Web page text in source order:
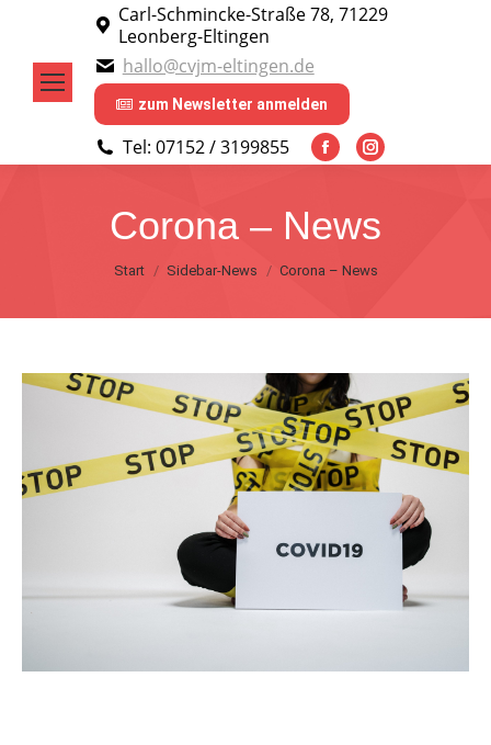
Carl-Schmincke-Straße 78, 71229
Leonberg-Eltingen
hallo@cvjm-eltingen.de
zum Newsletter anmelden
Tel: 07152 / 3199855
Facebook
opens
in
new
Instagram
opens
in
new
Corona – News
Sie befinden sich hier:
Start Sidebar-News Corona – News